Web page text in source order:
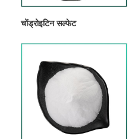
चोंड्रोइटिन सल्फेट